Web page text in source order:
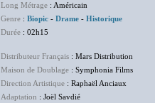
Long Métrage : Américain
Genre : Biopic - Drame - Historique
Durée : 02h15
Distributeur Français : Mars Distribution
Maison de Doublage : Symphonia Films
Direction Artistique : Raphaël Anciaux
Adaptation : Joël Savdié